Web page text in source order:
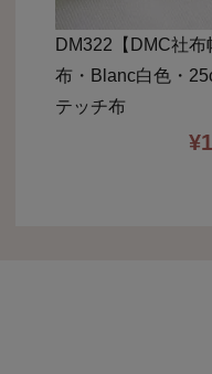
DM322【DMC社
布・Blanc白色・
テッチ布
¥